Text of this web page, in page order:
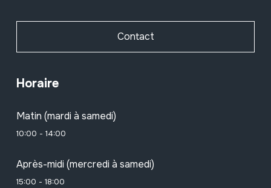
Contact
Horaire
Matin (mardi à samedi)
10:00 - 14:00
Après-midi (mercredi à samedi)
15:00 - 18:00